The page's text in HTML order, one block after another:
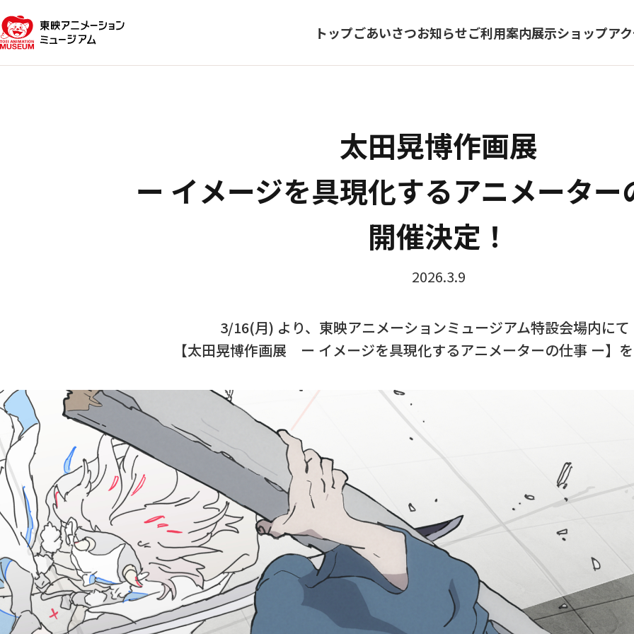
トップごあいさつお知らせご利用案内展示ショップア
太田晃博作画展
ー イメージを具現化するアニメーター
開催決定！
2026.3.9
3/16(月) より、東映アニメーションミュージアム特設会場内にて
【太田晃博作画展 ー イメージを具現化するアニメーターの仕事 ー】